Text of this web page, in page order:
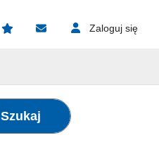
Zaloguj się
Szukaj